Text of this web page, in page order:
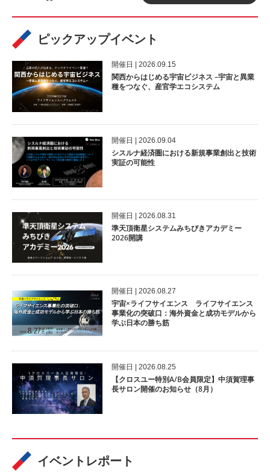
ピックアップイベント
開催⽇ | 2026.09.15
関西からはじめる宇宙ビジネス –宇宙と異業
種をつなぐ、産官学エコシステム
開催⽇ | 2026.09.04
シスルナ経済圏における新規事業創出と技術
実証の可能性
開催⽇ | 2026.08.31
準天頂衛星システムみちびきアカデミー
2026開講
開催⽇ | 2026.08.27
宇宙×ライフサイエンス ライフサイエンス
事業化の突破口：海外資金と成功モデルから
学ぶ日本の勝ち筋
開催⽇ | 2026.08.25
【クロスユー特別A/B会員限定】中須賀理事
長サロン開催のお知らせ（8月）
イベントレポート